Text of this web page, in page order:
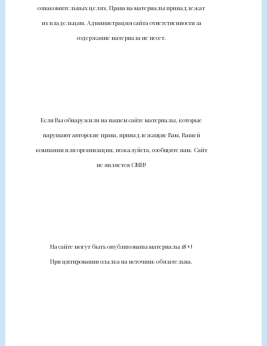
ознакомительных целях. Права на материалы принадлежат
их владельцам. Администрация сайта ответственности за
содержание материала не несет.
Если Вы обнаружили на нашем сайте материалы, которые
нарушают авторские права, принадлежащие Вам, Вашей
компании или организации, пожалуйста, сообщите нам. Сайт
не является СМИ!
На сайте могут быть опубликованы материалы 18+!
При цитировании ссылка на источник обязательна.